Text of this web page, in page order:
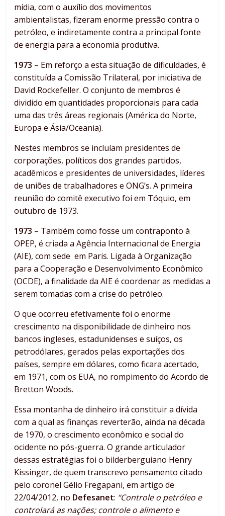
mídia, com o auxílio dos movimentos
ambientalistas, fizeram enorme pressão contra o
petróleo, e indiretamente contra a principal fonte
de energia para a economia produtiva.
1973 – Em reforço a esta situação de dificuldades, é
constituída a Comissão Trilateral, por iniciativa de
David Rockefeller. O conjunto de membros é
dividido em quantidades proporcionais para cada
uma das três áreas regionais (América do Norte,
Europa e Ásia/Oceania).
Nestes membros se incluíam presidentes de
corporações, políticos dos grandes partidos,
acadêmicos e presidentes de universidades, líderes
de uniões de trabalhadores e ONG’s. A primeira
reunião do comitê executivo foi em Tóquio, em
outubro de 1973.
1973 – Também como fosse um contraponto à
OPEP, é criada a Agência Internacional de Energia
(AIE), com sede em Paris. Ligada à Organização
para a Cooperação e Desenvolvimento Econômico
(OCDE), a finalidade da AIE é coordenar as medidas a
serem tomadas com a crise do petróleo.
O que ocorreu efetivamente foi o enorme
crescimento na disponibilidade de dinheiro nos
bancos ingleses, estadunidenses e suíços, os
petrodólares, gerados pelas exportações dos
países, sempre em dólares, como ficara acertado,
em 1971, com os EUA, no rompimento do Acordo de
Bretton Woods.
Essa montanha de dinheiro irá constituir a dívida
com a qual as finanças reverterão, ainda na década
de 1970, o crescimento econômico e social do
ocidente no pós-guerra. O grande articulador
dessas estratégias foi o bilderberguiano Henry
Kissinger, de quem transcrevo pensamento citado
pelo coronel Gélio Fregapani, em artigo de
22/04/2012, no Defesanet: “Controle o petróleo e
controlará as nações; controle o alimento e